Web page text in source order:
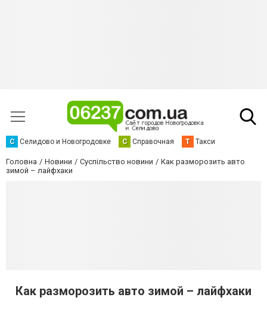
С Селидово и Новогродовке С Справочная Т Такси
Головна Новини Суспільство новини
Как разморозить авто
зимой – лайфхаки
Как разморозить авто зимой – лайфхаки